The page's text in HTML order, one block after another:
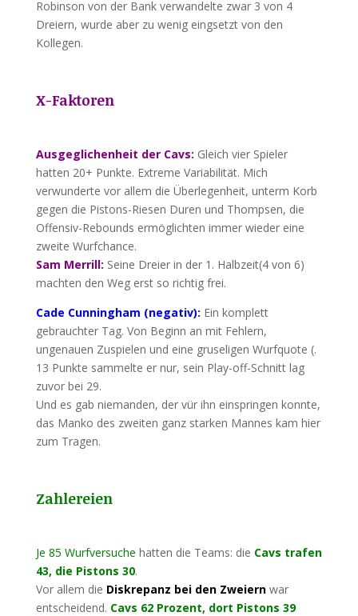
Robinson von der Bank verwandelte zwar 3 von 4
Dreiern, wurde aber zu wenig eingsetzt von den
Kollegen.
X-Faktoren
Ausgeglichenheit der Cavs: Gleich vier Spieler
hatten 20+ Punkte. Extreme Variabilität. Mich
verwunderte vor allem die Überlegenheit, unterm Korb
gegen die Pistons-Riesen Duren und Thompsen, die
Offensiv-Rebounds ermöglichten immer wieder eine
zweite Wurfchance.
Sam Merrill: Seine Dreier in der 1. Halbzeit(4 von 6)
machten den Weg erst so richtig frei.
Cade Cunningham (negativ): Ein komplett
gebrauchter Tag. Von Beginn an mit Fehlern,
ungenauen Zuspielen und eine gruseligen Wurfquote (.
13 Punkte sammelte er nur, sein Play-off-Schnitt lag
zuvor bei 29.
Und es gab niemanden, der vür ihn einspringen konnte,
das Manko des zweiten ganz starken Mannes kam hier
zum Tragen.
Zahlereien
Je 85 Wurfversuche hatten die Teams: die Cavs trafen
43, die Pistons 30.
Vor allem die Diskrepanz bei den Zweiernwar
entscheidend. Cavs 62 Prozent, dort Pistons 39